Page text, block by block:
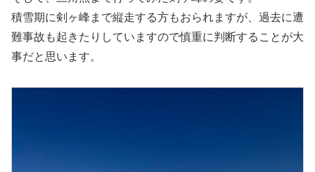
積雪期に剣ヶ峰まで縦走する方もおられますが、過去に遭
難事故も起きたりしていますので慎重に判断することが大
事だと思います。